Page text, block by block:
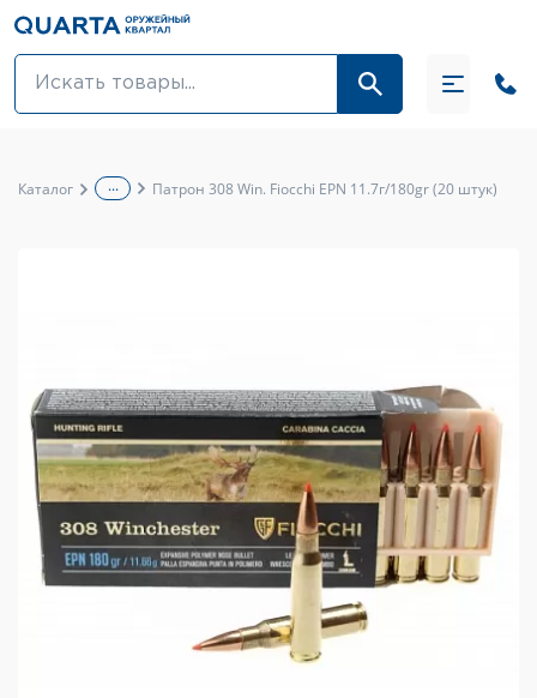
Оптовикам
Тюнинг оружия и ЗИП
Обувь
Тактическое снаряжение
Каталог ... Патрон 308 Win. Fiocchi EPN 11.7г/180gr (20 штук)